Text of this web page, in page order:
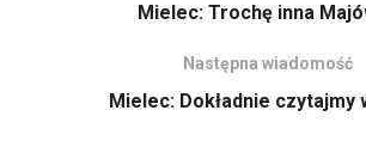
Mielec: Trochę inna
Następna wiadomość
Mielec: Dokładnie czytajmy